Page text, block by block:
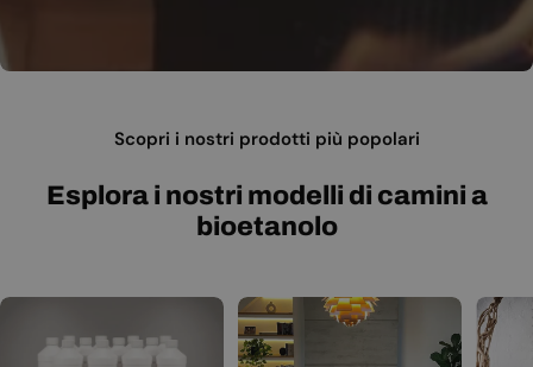
Scopri i nostri prodotti più popolari
Esplora i nostri modelli di camini a
bioetanolo